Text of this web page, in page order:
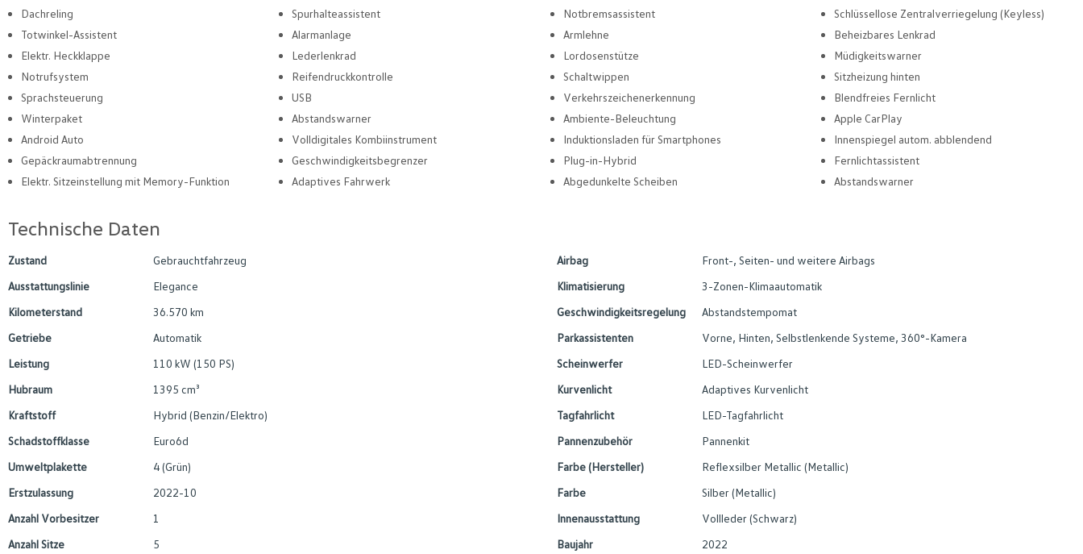
Dachreling
Spurhalteassistent Notbremsassistent
Schlüssellose Zentralverriegelung (Keyless)
Totwinkel-Assistent
Alarmanlage Armlehne
Beheizbares Lenkrad
Elektr. Heckklappe
Lederlenkrad Lordosenstütze
Müdigkeitswarner
Notrufsystem
Reifendruckkontrolle Schaltwippen
Sitzheizung hinten
Sprachsteuerung
USB Verkehrszeichenerkennung
Blendfreies Fernlicht
Winterpaket
Abstandswarner Ambiente-Beleuchtung
Apple CarPlay
Android Auto
Volldigitales Kombiinstrument Induktionsladen für Smartphones
Innenspiegel autom. abblendend
Gepäckraumabtrennung
Geschwindigkeitsbegrenzer Plug-in-Hybrid
Fernlichtassistent
Elektr. Sitzeinstellung mit Memory-Funktion
Adaptives Fahrwerk Abgedunkelte Scheiben Abstandswarner
Technische Daten
Zustand
Gebrauchtfahrzeug
Ausstattungslinie
Elegance
Kilometerstand
36.570 km
Getriebe
Automatik
Leistung
110 kW (150 PS)
Hubraum
1395 cm³
Kraftstoff
Hybrid (Benzin/Elektro)
Schadstoffklasse
Euro6d
Umweltplakette
4 (Grün)
Erstzulassung
2022-10
Anzahl Vorbesitzer
1
Anzahl Sitze
5
Airbag
Front-, Seiten- und weitere Airbags
Klimatisierung
3-Zonen-Klimaautomatik
Geschwindigkeitsregelung
Abstandstempomat
Parkassistenten
Vorne, Hinten, Selbstlenkende Systeme, 360°-Kamera
Scheinwerfer
LED-Scheinwerfer
Kurvenlicht
Adaptives Kurvenlicht
Tagfahrlicht
LED-Tagfahrlicht
Pannenzubehör
Pannenkit
Farbe (Hersteller)
Reflexsilber Metallic (Metallic)
Farbe
Silber (Metallic)
Innenausstattung
Vollleder (Schwarz)
Baujahr
2022